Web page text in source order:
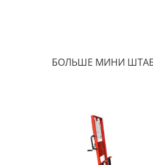
БОЛЬШЕ МИНИ